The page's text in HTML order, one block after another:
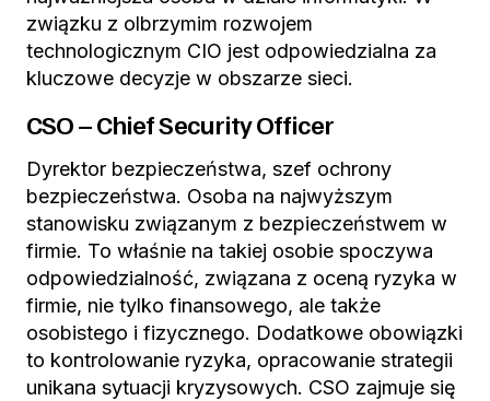
związku z olbrzymim rozwojem
technologicznym CIO jest odpowiedzialna za
kluczowe decyzje w obszarze sieci.
CSO – Chief Security Officer
Dyrektor bezpieczeństwa, szef ochrony
bezpieczeństwa. Osoba na najwyższym
stanowisku związanym z bezpieczeństwem w
firmie. To właśnie na takiej osobie spoczywa
odpowiedzialność, związana z oceną ryzyka w
firmie, nie tylko finansowego, ale także
osobistego i fizycznego. Dodatkowe obowiązki
to kontrolowanie ryzyka, opracowanie strategii
unikana sytuacji kryzysowych. CSO zajmuje się